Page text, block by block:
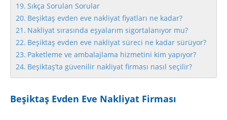
Sıkça Sorulan Sorular
Beşiktaş evden eve nakliyat fiyatları ne kadar?
Nakliyat sırasında eşyalarım sigortalanıyor mu?
Beşiktaş evden eve nakliyat süreci ne kadar sürüyor?
Paketleme ve ambalajlama hizmetini kim yapıyor?
Beşiktaş’ta güvenilir nakliyat firması nasıl seçilir?
Beşiktaş Evden Eve Nakliyat Firması